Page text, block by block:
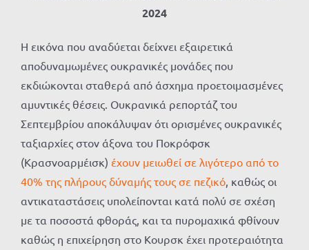
2024
Η εικόνα που αναδύεται δείχνει εξαιρετικά
αποδυναμωμένες ουκρανικές μονάδες που
εκδιώκονται σταθερά από άσχημα προετοιμασμένες
αμυντικές θέσεις. Ουκρανικά ρεπορτάζ του
Σεπτεμβρίου αποκάλυψαν ότι ορισμένες ουκρανικές
ταξιαρχίες στον άξονα του Ποκρόφσκ
(Κρασνοαρμέισκ) έχουν μειωθεί σε λιγότερο από το
40% της πλήρους δύναμής τους σε πεζικό , καθώς οι
αντικαταστάσεις υπολείπονται κατά πολύ σε σχέση
με τα ποσοστά φθοράς, και τα πυρομαχικά φθίνουν
καθώς η επιχείρηση στο Κουρσκ έχει προτεραιότητα